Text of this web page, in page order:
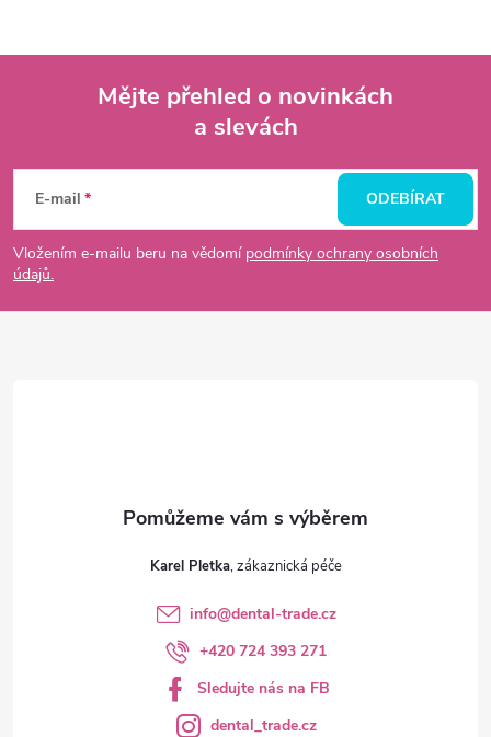
p
a
Mějte přehled o novinkách
a slevách
E-mail
Vložením e-mailu beru na vědomí podmínky ochrany osobních
údajů.
ODEBÍRAT
Karel Pletka
info@dental-trade.cz
+420 724 393 271
Sledujte nás na FB
dental_trade.cz